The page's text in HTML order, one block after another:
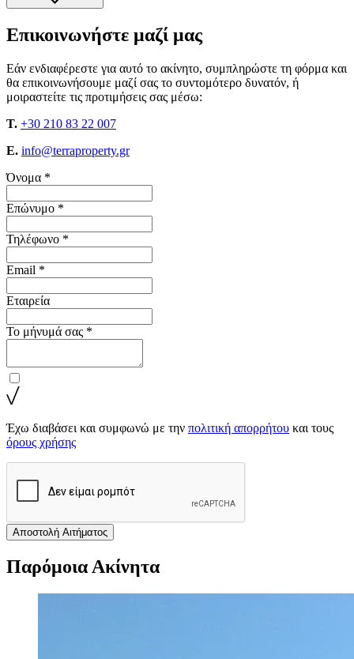
Επικοινωνήστε μαζί μας
Εάν ενδιαφέρεστε για αυτό το ακίνητο, συμπληρώστε τη φόρμα και
θα επικοινωνήσουμε μαζί σας το συντομότερο δυνατόν, ή
μοιραστείτε τις προτιμήσεις σας μέσω:
T. +30 210 83 22 007
E. info@terraproperty.gr
Όνομα *
Επώνυμο *
Τηλέφωνο *
Email *
Εταιρεία
Το μήνυμά σας *
Έχω διαβάσει και συμφωνώ με την πολιτική απορρήτου και τους
όρους χρήσης
Αποστολή Αιτήματος
Παρόμοια Ακίνητα